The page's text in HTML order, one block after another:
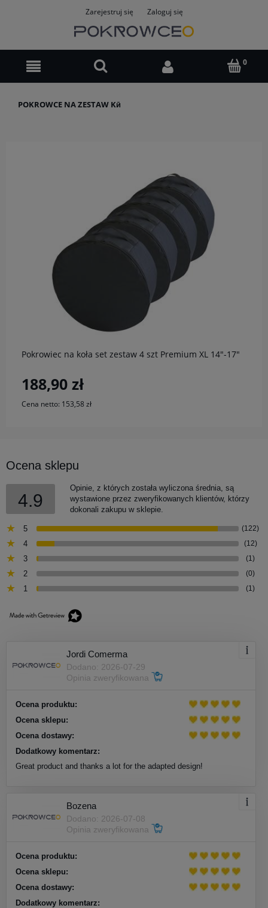
Zarejestruj się Zaloguj się
POKROWCE NA ZESTAW Kӣ
Pokrowiec na koła set zestaw 4 szt Premium XL 14"-17"
188,90 zł
Cena netto: 153,58 zł
do koszyka
Ocena sklepu
4.9
Opinie, z których została wyliczona średnia, są
wystawione przez zweryfikowanych klientów, którzy
dokonali zakupu w sklepie.
5 (122)
4 (12)
3 (1)
2 (0)
1 (1)
Jordi Comerma
Dodano: 2026-07-29
Opinia zweryfikowana
Ocena produktu:
Ocena sklepu:
Ocena dostawy:
Dodatkowy komentarz:
Great product and thanks a lot for the adapted design!
Bozena
Dodano: 2026-07-08
Opinia zweryfikowana
Ocena produktu:
Ocena sklepu:
Ocena dostawy:
Dodatkowy komentarz: